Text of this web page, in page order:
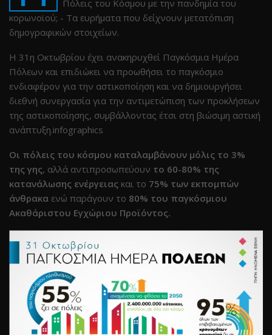
Πόλεις του Κόσμου με την πανδημία του
κορωνοϊού; - Τα ευρήματα που δείχνουν μετατόπιση
δημογραφικών στοιχείων.
Η 31η Οκτωβρίου έχει ανακηρυχθεί Παγκόσμια Ημέρα
Πόλεων και επιδιώκει να προωθήσει το παγκόσμιο
ενδιαφέρον για την αστικοποίηση και να δημιουργήσει
διεθνή συνεργασία για την αντιμετώπιση των προκλήσεων
της αστικοποίησης, συμβάλλοντας έτσι στη βιώσιμη αστική
ανάπτυξη.infographics
Οι πόλεις του κόσμου καταλαμβάνουν μόλις το 3%
της γης, αλλά αντιπροσωπεύουν το 60-80% της
κατανάλωσης ενέργειας και το 75% των εκπομπών
άνθρακα ενώ παράγουν το 80% του παγκόσμιου
Ακαθάριστου Εγχώριου Προϊόντος.